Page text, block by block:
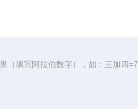
（填写阿拉伯数字），如：三加四=7